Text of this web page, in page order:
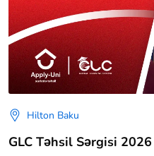
Hilton Baku
GLC Təhsil Sərgisi 2026